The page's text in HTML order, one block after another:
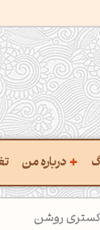
+ درباره من
درباره‌من
روشن